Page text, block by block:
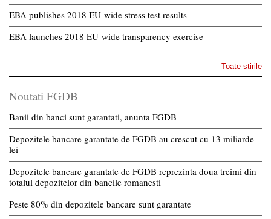
EBA publishes 2018 EU-wide stress test results
EBA launches 2018 EU-wide transparency exercise
Toate stirile
Noutati FGDB
Banii din banci sunt garantati, anunta FGDB
Depozitele bancare garantate de FGDB au crescut cu 13 miliarde
lei
Depozitele bancare garantate de FGDB reprezinta doua treimi din
totalul depozitelor din bancile romanesti
Peste 80% din depozitele bancare sunt garantate